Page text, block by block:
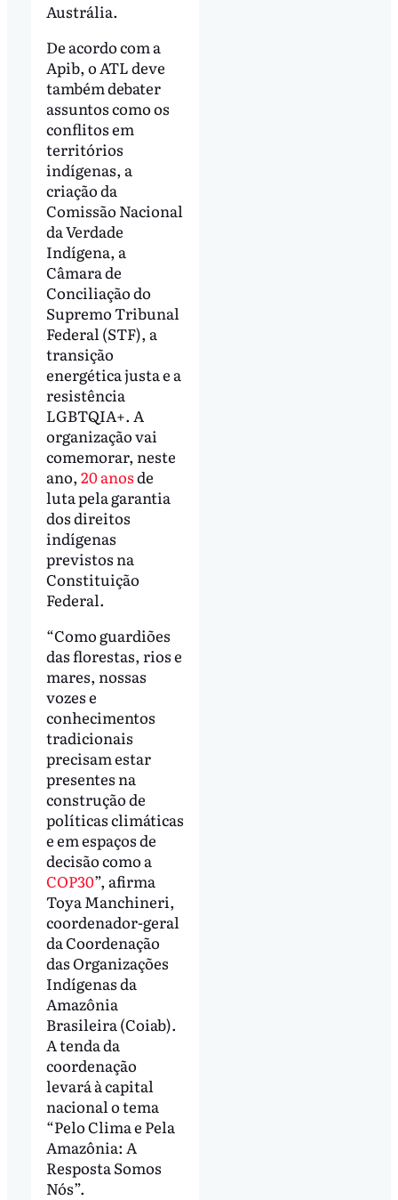
Austrália.
De acordo com a
Apib, o ATL deve
também debater
assuntos como os
conflitos em
territórios
indígenas, a
criação da
Comissão Nacional
da Verdade
Indígena, a
Câmara de
Conciliação do
Supremo Tribunal
Federal (STF), a
transição
energética justa e a
resistência
LGBTQIA+. A
organização vai
comemorar, neste
ano, 20 anosde
luta pela garantia
dos direitos
indígenas
previstos na
Constituição
Federal.
“Como guardiões
das florestas, rios e
mares, nossas
vozes e
conhecimentos
tradicionais
precisam estar
presentes na
construção de
políticas climáticas
e em espaços de
decisão como a
COP30”, afirma
Toya Manchineri,
coordenador-geral
da Coordenação
das Organizações
Indígenas da
Amazônia
Brasileira (Coiab).
A tenda da
coordenação
levará à capital
nacional o tema
“Pelo Clima e Pela
Amazônia: A
Resposta Somos
Nós”.